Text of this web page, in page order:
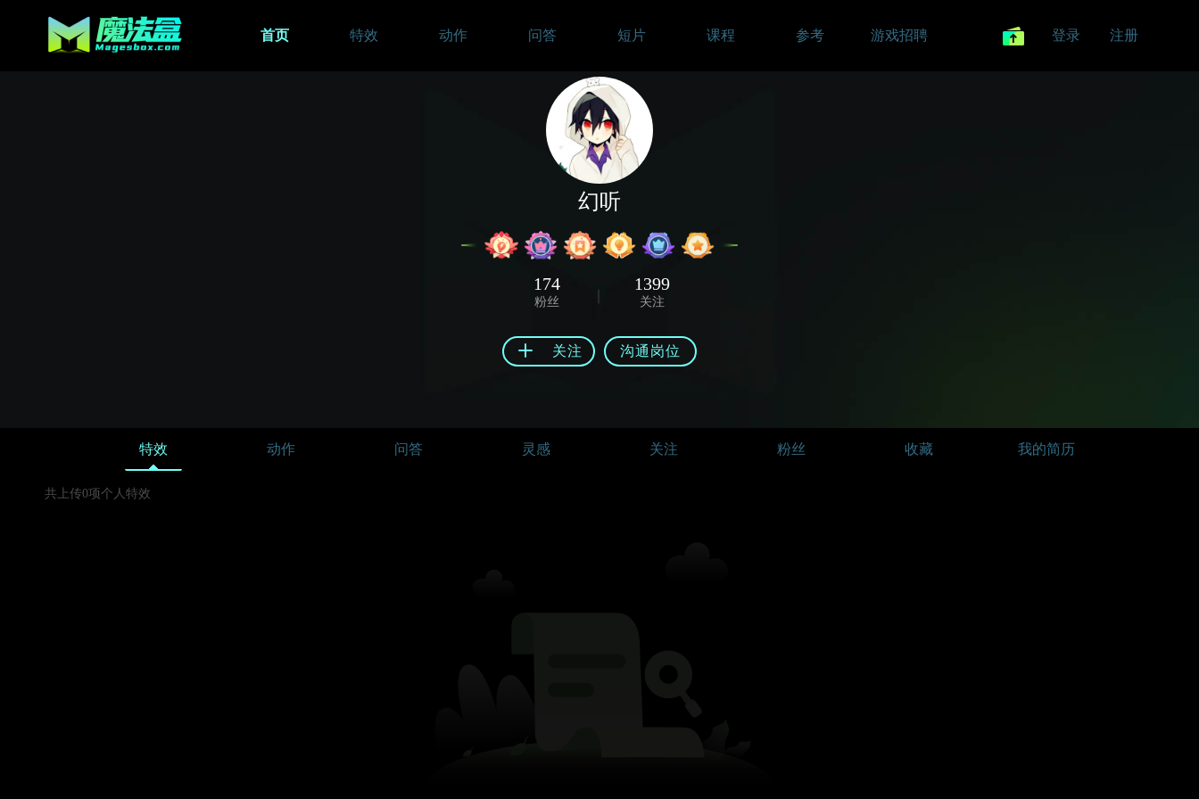
首页 特效 动作 问答 短片 课程 参考 游戏招聘 登录 注册
幻听
174
粉丝
1399
关注
关注 沟通岗位
特效 动作 问答 灵感 关注 粉丝 收藏 我的简历
共上传0项个人特效